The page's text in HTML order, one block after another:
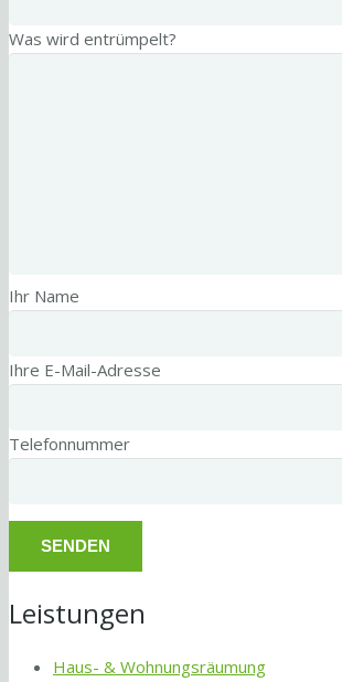
Was wird entrümpelt?
Ihr Name
Ihre E-Mail-Adresse
Telefonnummer
Leistungen
Haus- & Wohnungsräumung